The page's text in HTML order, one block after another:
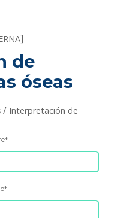
]
de
óseas
/ Interpretación de
*
*